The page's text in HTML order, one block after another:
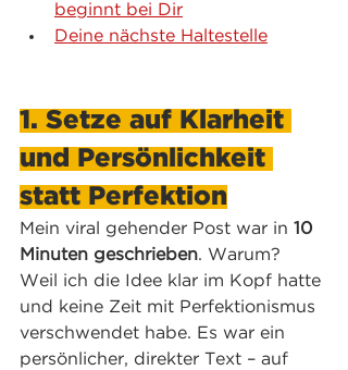
beginnt bei Dir
Deine nächste Haltestelle
1. Setze auf Klarheit
und Persönlichkeit
statt Perfektion
Mein viral gehender Post war in 10
Minuten geschrieben. Warum?
Weil ich die Idee klar im Kopf hatte
und keine Zeit mit Perfektionismus
verschwendet habe. Es war ein
persönlicher, direkter Text – auf